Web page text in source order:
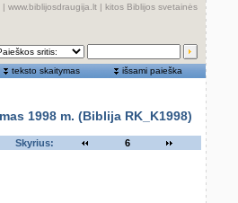
| www.biblijosdraugija.lt | kitos Biblijos svetainės
teksto skaitymas išsami paieška
1998 m. (Biblija RK_K1998)
Skyrius: 6